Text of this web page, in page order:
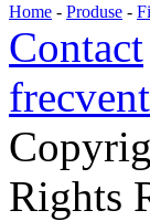
Home - Produse -
Contact
Rights